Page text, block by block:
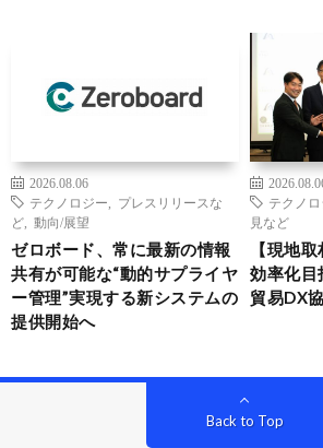
2026.08.06
テクノロジー
プレスリリースな
ど
動向/展望
ゼロボード、常に最新の情報
共有が可能な“動的サプライヤ
ー管理”実現する新システムの
提供開始へ
テクノロ
見など
【現地
効率化目
貿易DX
Back to Top